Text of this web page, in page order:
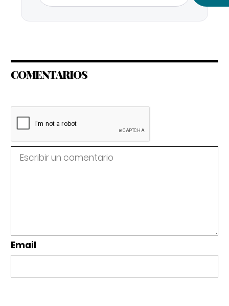
COMENTARIOS
Email